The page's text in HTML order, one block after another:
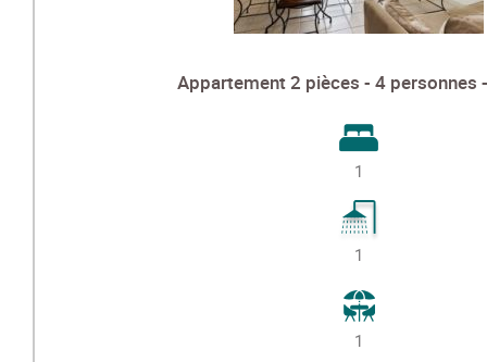
Appartement 2 pièces - 4 personnes
1
1
1